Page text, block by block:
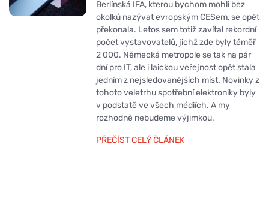
Berlínská IFA, kterou bychom mohli bez
okolků nazývat evropským CESem, se opět
překonala. Letos sem totiž zavítal rekordní
počet vystavovatelů, jichž zde byly téměř
2 000. Německá metropole se tak na pár
dní pro IT, ale i laickou veřejnost opět stala
jedním z nejsledovanějších míst. Novinky z
tohoto veletrhu spotřební elektroniky byly
v podstatě ve všech médiích. A my
rozhodně nebudeme výjimkou.
PŘEČÍST CELÝ ČLÁNEK